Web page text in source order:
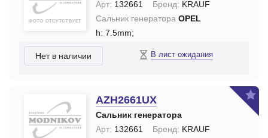
Арт: 132661 Бренд: KRAUF
Сальник генератора OPEL
h: 7.5mm;
Нет в наличии В лист ожидания
AZH2661UX
Сальник генератора
Арт: 132661 Бренд: KRAUF